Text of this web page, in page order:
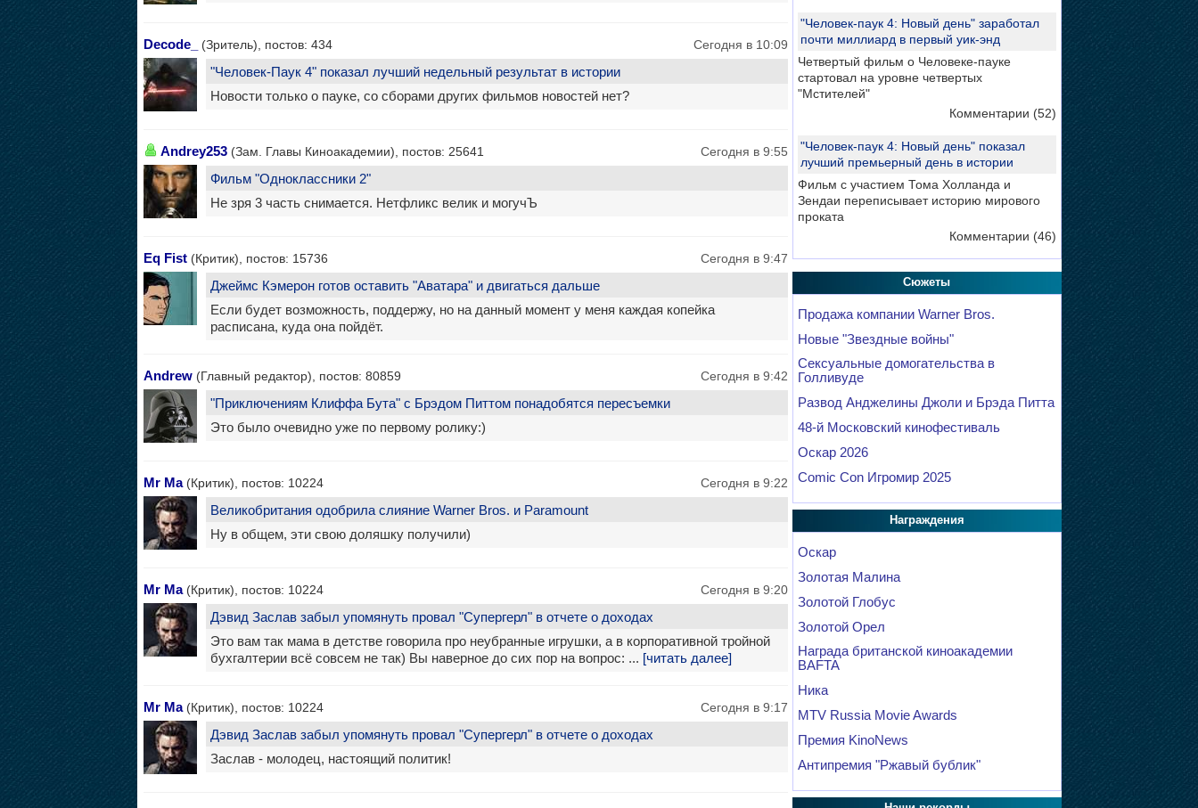
Decode_ (Зритель), постов: 434 Сегодня в 10:09
"Человек-Паук 4" показал лучший недельный результат в истории
Новости только о пауке, со сборами других фильмов новостей нет?
Andrey253(Зам. Главы Киноакадемии), постов: 25641 Сегодня в 9:55
Фильм "Одноклассники 2"
Не зря 3 часть снимается. Нетфликс велик и могучЪ
Eq Fist(Критик), постов: 15736 Сегодня в 9:47
Джеймс Кэмерон готов оставить "Аватара" и двигаться дальше
Если будет возможность, поддержу, но на данный момент у меня каждая копейка
расписана, куда она пойдёт.
Andrew(Главный редактор), постов: 80859 Сегодня в 9:42
"Приключениям Клиффа Бута" с Брэдом Питтом понадобятся пересъемки
Это было очевидно уже по первому ролику:)
Mr Ma(Критик), постов: 10224 Сегодня в 9:22
Великобритания одобрила слияние Warner Bros. и Paramount
Ну в общем, эти свою доляшку получили)
Mr Ma(Критик), постов: 10224 Сегодня в 9:20
Дэвид Заслав забыл упомянуть провал "Супергерл" в отчете о доходах
Это вам так мама в детстве говорила про неубранные игрушки, а в корпоративной тройной
бухгалтерии всё совсем не так) Вы наверное до сих пор на вопрос: ... [читать далее]
Mr Ma(Критик), постов: 10224 Сегодня в 9:17
Дэвид Заслав забыл упомянуть провал "Супергерл" в отчете о доходах
Заслав - молодец, настоящий политик!
"Человек-паук 4: Новый день" заработал
почти миллиард в первый уик-энд
Четвертый фильм о Человеке-пауке
стартовал на уровне четвертых
"Мстителей"
Комментарии (52)
"Человек-паук 4: Новый день" показал
лучший премьерный день в истории
Фильм с участием Тома Холланда и
Зендаи переписывает историю мирового
проката
Комментарии (46)
Сюжеты
Продажа компании Warner Bros.
Новые "Звездные войны"
Сексуальные домогательства в
Голливуде
Развод Анджелины Джоли и Брэда Питта
48-й Московский кинофестиваль
Оскар 2026
Comic Con Игромир 2025
Награждения
Оскар
Золотая Малина
Золотой Глобус
Золотой Орел
Награда британской киноакадемии
BAFTA
Ника
MTV Russia Movie Awards
Премия KinoNews
Антипремия "Ржавый бублик"